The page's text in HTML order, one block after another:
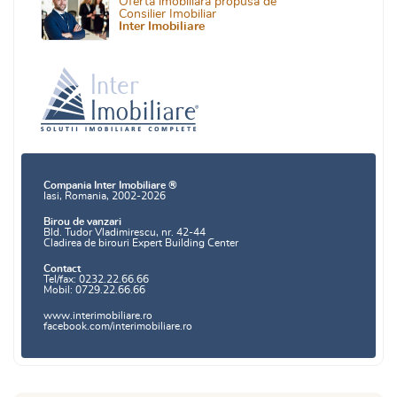
Consilier Imobiliar
Inter Imobiliare
Compania Inter Imobiliare ®
Iasi, Romania, 2002-2026
Birou de vanzari
Bld. Tudor Vladimirescu, nr. 42-44
Cladirea de birouri Expert Building Center
Contact
Tel/fax: 0232.22.66.66
Mobil: 0729.22.66.66
www.interimobiliare.ro
facebook.com/interimobiliare.ro